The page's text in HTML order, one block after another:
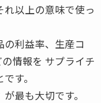
れ以上の意味で使っ
の利益率、生産コ
情報を サプライチ
す。
最も大切です。